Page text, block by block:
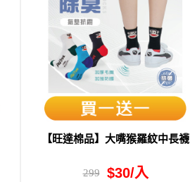
【旺達棉品】大嘴猴羅紋中長襪
299 $30/入